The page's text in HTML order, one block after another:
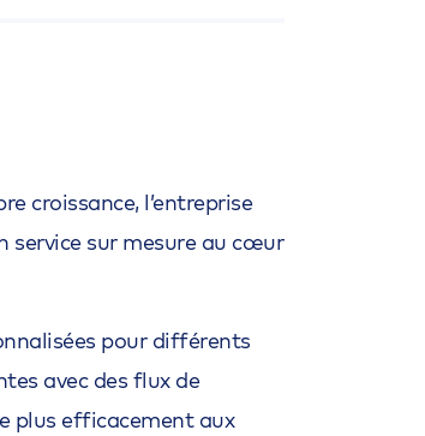
croissance, l’entreprise
service sur mesure au cœur
pour différents
avec des flux de
plus efficacement aux